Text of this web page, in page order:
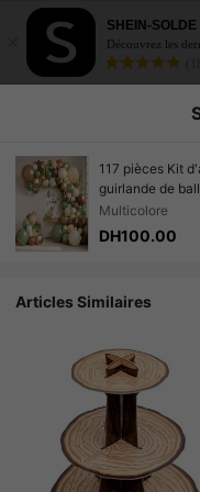
SHEIN-SOLDE
Découvrez les
117 pièces Kit
guirlande de
olive, or,
safari, forêt,
Multicolore
DH100.00
Articles Similaires